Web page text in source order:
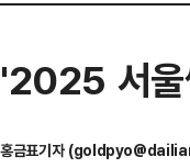
'2025 서울
홍금표기자